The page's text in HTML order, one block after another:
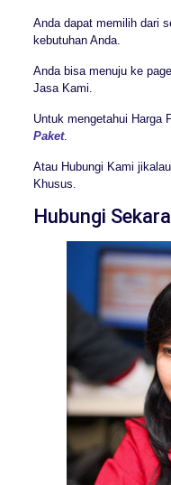
Anda dapat memilih dari
kebutuhan Anda.
Anda bisa menuju ke
Jasa Kami.
Untuk mengetahui Harga
Paket.
Atau Hubungi Kami
Khusus.
Hubungi